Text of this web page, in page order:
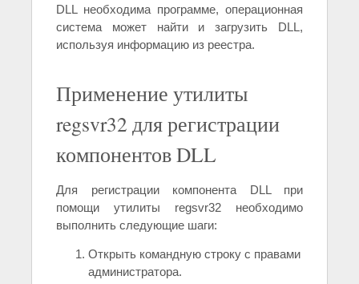
DLL необходима программе, операционная
система может найти и загрузить DLL,
используя информацию из реестра.
Применение утилиты
regsvr32 для регистрации
компонентов DLL
Для регистрации компонента DLL при
помощи утилиты regsvr32 необходимо
выполнить следующие шаги:
Открыть командную строку с правами
администратора.